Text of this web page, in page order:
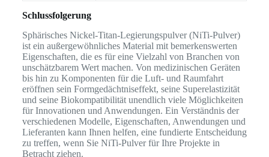
Schlussfolgerung
Sphärisches Nickel-Titan-Legierungspulver (NiTi-Pulver)
ist ein außergewöhnliches Material mit bemerkenswerten
Eigenschaften, die es für eine Vielzahl von Branchen von
unschätzbarem Wert machen. Von medizinischen Geräten
bis hin zu Komponenten für die Luft- und Raumfahrt
eröffnen sein Formgedächtniseffekt, seine Superelastizität
und seine Biokompatibilität unendlich viele Möglichkeiten
für Innovationen und Anwendungen. Ein Verständnis der
verschiedenen Modelle, Eigenschaften, Anwendungen und
Lieferanten kann Ihnen helfen, eine fundierte Entscheidung
zu treffen, wenn Sie NiTi-Pulver für Ihre Projekte in
Betracht ziehen.